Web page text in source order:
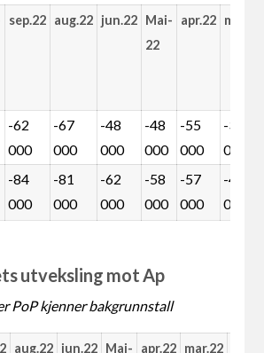
sep.22 aug.22 jun.22 Mai-
22
apr.22 mar.22
-62
000
-67
000
-48
000
-48
000
-55
000
-32
000
-84
000
-81
000
-62
000
-58
000
-57
000
-43
000
utveksling mot Ap
PoP kjenner bakgrunnstall
aug.22 jun.22 Mai- apr.22 mar.22